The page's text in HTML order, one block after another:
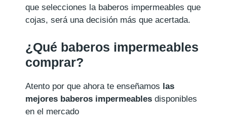
que selecciones la baberos impermeables que
cojas, será una decisión más que acertada.
¿Qué baberos impermeables
comprar?
Atento por que ahora te enseñamos las
mejores baberos impermeables disponibles
en el mercado